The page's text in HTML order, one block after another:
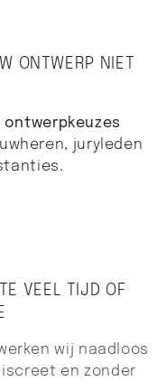
ONTWERP NIET
ontwerpkeuzes
juryleden
VEEL TIJD OF
wij naadloos
en zonder